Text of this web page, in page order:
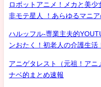
ロボットアニメ！メカと美少
非モテ星人 ！あらゆるマニ
ハルッフル-専業主夫的
ンおたく！初老人の介護生活
アニゲタレスト（元祖！ア
ナベ的まとめ速報